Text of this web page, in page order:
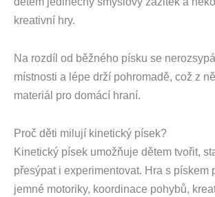
kreativní hry.
Na rozdíl od běžného písku se
místnosti a lépe drží pohromadě, což z
materiál pro domácí hraní.
Proč děti milují kinetický písek?
Kinetický písek umožňuje dětem tvořit,
přesýpat i experimentovat. Hra s pískem
jemné motoriky, koordinace pohybů,